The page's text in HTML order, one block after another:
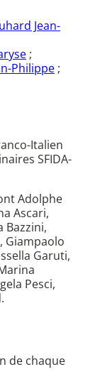
Jean-
;
Philippe ;
Italien
SFIDA-
Adolphe
Ascari,
Bazzini,
Giampaolo
Garuti,
Pesci,
de chaque